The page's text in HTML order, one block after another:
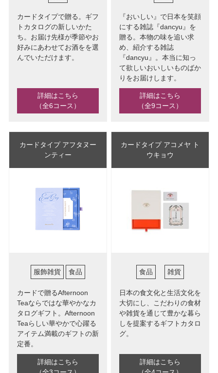
カードタイプで贈る。ギフ
トカタログの新しいかた
ち。お届け先様が季節やお
好みにあわせてお酒をを選
んでいただけます。
詳細はこちら
（全6コース）
『おいしい』で日本を笑顔
にする雑誌『dancyu』を
贈る。本物の味を追い求
め、紹介する雑誌
『dancyu』。本当に知っ
て欲しいおいしいものばか
りをお届けします。
詳細はこちら
（全9コース）
カードタイプ アフタヌー
ンティー
服飾雑貨 食品
カードで贈るAfternoon
Teaならではな華やかなカ
タログギフト。Afternoon
Teaらしい華やかで心躍る
アイテム満載のギフトの新
定番。
詳細はこちら
カードタイプ アコメヤ ト
ウキョウ
食品 雑貨
日本の食文化と生活文化を
大切にし、こだわりの食材
や雑貨を通じて豊かな暮ら
しを提案するギフトカタロ
グ。
詳細はこちら